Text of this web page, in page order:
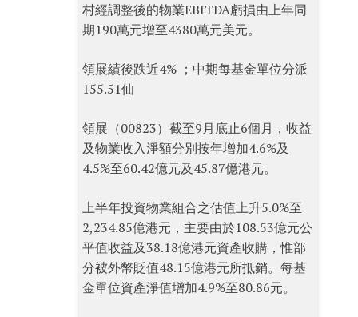
村經調整後的物業EBITDA虧損由上年同
期190萬元增至4380萬元美元。
領展績後跌近4% ；中期每基金單位分派
155.51仙
領展（00823）截至9月底止6個月，收益
及物業收入淨額分別按年增加4.6%及
4.5%至60.42億元及45.87億港元。
上半年投資物業組合之估值上升5.0%至
2,234.85億港元，主要由於108.53億元公
平值收益及38.18億港元資產收購，惟部
分被外幣貶值48.15億港元所抵銷。每基
金單位資產淨值增加4.9%至80.86元。